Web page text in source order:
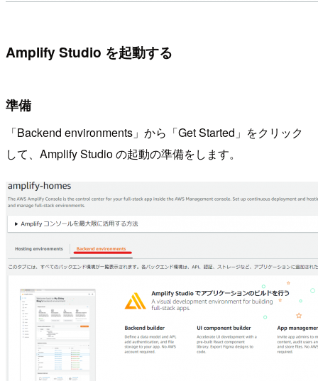
Amplify Studio を起動する
準備
「Backend environments」から「Get Started」をクリック
して、Amplify Studio の起動の準備をします。